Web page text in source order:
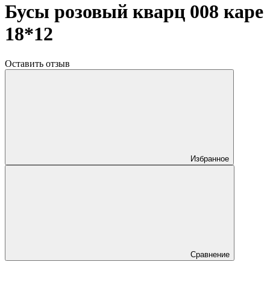
Бусы розовый кварц 008 каре
18*12
Оставить отзыв
Избранное
Сравнение